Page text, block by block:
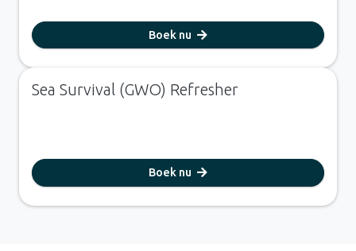
Boek nu
Sea Survival (GWO) Refresher
Boek nu